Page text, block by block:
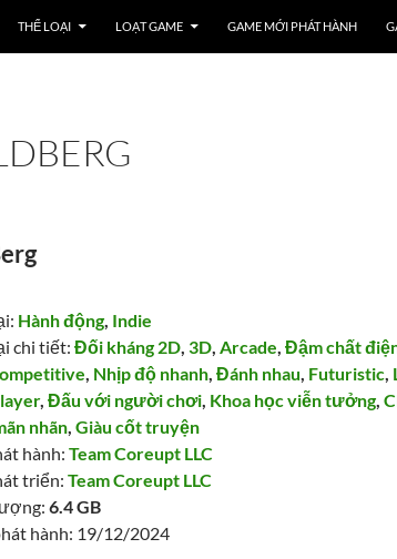
THỂ LOẠI LOẠT GAME GAME MỚI PHÁT HÀNH
Hành động, Indie
chi tiết:Đối kháng 2D, 3D,Arcade,Đậm chất
, Nhịp độ nhanh,Đánh nhau, Futuristic,
,Đấu với người chơi, Khoa học viễn tưởng,
nhãn,Giàu cốt truyện
hành:Team Coreupt LLC
triển:Team Coreupt LLC
6.4 GB
hành: 19/12/2024